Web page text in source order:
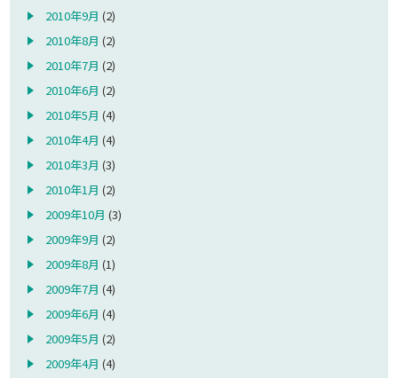
2010年9月 (2)
2010年8月 (2)
2010年7月 (2)
2010年6月 (2)
2010年5月 (4)
2010年4月 (4)
2010年3月 (3)
2010年1月 (2)
2009年10月 (3)
2009年9月 (2)
2009年8月 (1)
2009年7月 (4)
2009年6月 (4)
2009年5月 (2)
2009年4月 (4)